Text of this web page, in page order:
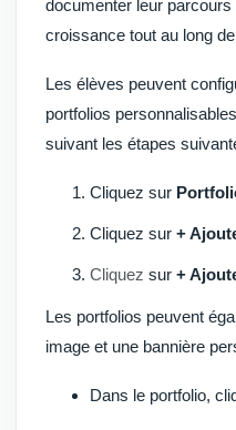
documenter leur
croissance tout au long
Les élèves peuvent
portfolios
suivant les étapes
Cliquez sur
Cliquez sur +
Cliquez sur +
Les portfolios peuvent
image et une bannière
Dans le portfolio,